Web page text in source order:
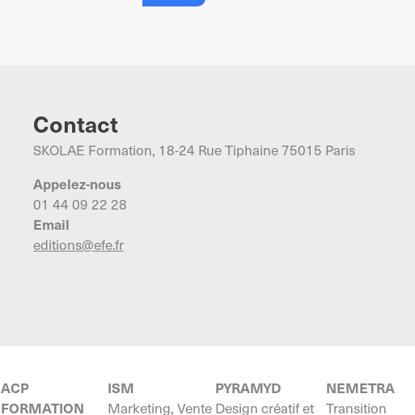
Contact
SKOLAE Formation, 18-24 Rue Tiphaine 75015 Paris
Appelez-nous
01 44 09 22 28
Email
editions@efe.fr
ACP
FORMATION
ISM
Marketing, Vente
PYRAMYD
Design créatif et
NEMETRA
Transition